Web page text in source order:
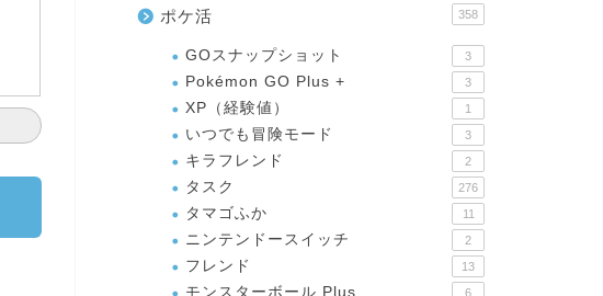
ポケ活 358
GOスナップショット 3
Pokémon GO Plus + 3
XP（経験値） 1
いつでも冒険モード 3
キラフレンド 2
タスク 276
タマゴふか 11
ニンテンドースイッチ 2
フレンド 13
モンスターボール Plus 6